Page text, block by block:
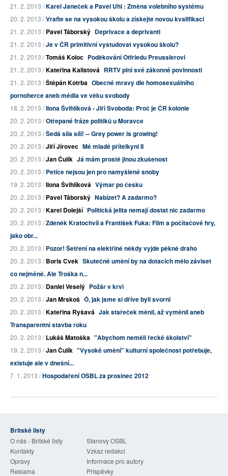
21. 2. 2013 /Karel Janeček a Pavel Uhl : Změna volebního systému
20. 2. 2013 /Vraťte se na vysokou školu a získejte novou kvalifikaci
21. 2. 2013 /Pavel Táborský Deprivace a deprivanti
21. 2. 2013 /Je v ČR primitivní vystudovat vysokou školu?
21. 2. 2013 /Tomáš Koloc Poděkování Otfriedu Preusslerovi
21. 2. 2013 /Kateřina Kalistová RRTV plní své zákonné povinnosti
21. 2. 2013 /Štěpán Kotrba Obecné mravy dle homosexuálního
pornoherce aneb média ve věku svobody
18. 2. 2013 /Ilona Švihlíková - Jiří Svoboda: Proč je ČR kolonie
20. 2. 2013 /Otřepané fráze politiků u Moravce
20. 2. 2013 /Šedá síla sílí! -- Grey power is growing!
20. 2. 2013 /Jiří Jírovec Mé mladé přítelkyni II
20. 2. 2013 /Jan Čulík Já mám prostě jinou zkušenost
20. 2. 2013 /Petice nejsou jen pro namyšlené snoby
19. 2. 2013 /Ilona Švihlíková Výmar po česku
20. 2. 2013 /Pavel Táborský Nabízet? A zadarmo?
20. 2. 2013 /Karel Dolejší Politická jelita nemají dostat nic zadarmo
20. 2. 2013 /Zdeněk Kratochvíl a František Fuka: Film a počítačové hry,
jako obr...
20. 2. 2013 /Pozor! Šetření na elektřině někdy vyjde pěkně draho
20. 2. 2013 /Boris Cvek Skutečné umění by na dotacích mělo záviset
co nejméně. Ale Troška n...
20. 2. 2013 /Daniel Veselý Požár v krvi
20. 2. 2013 /Jan Mrskoš Ó, jak jsme si dříve byli svorni
20. 2. 2013 /Kateřina Ryšavá Jak stařeček měnil, až vyměnil aneb
Transparentní stavba roku
20. 2. 2013 /Lukáš Matoška "Abychom neměli řecké školství"
19. 2. 2013 /Jan Čulík "Vysoké umění" kulturní společnost potřebuje,
existuje ale v dnešní...
7. 1. 2013 /Hospodaření OSBL za prosinec 2012
Britské listy
O nás - Britské listy
Stanovy OSBL
Kontakty
Vzkaz redakci
Opravy
Informace pro autory
Reklama
Příspěvky